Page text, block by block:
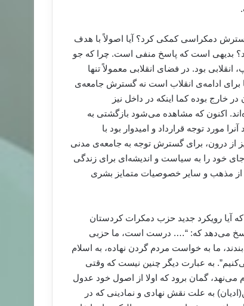
دمکراسی کمکی کرد؟ آیا اصولاً با هدف
بدیهی است که پاسخ منفی است. چرا که جو
بود. در فضای انقلابی معمولاً تنها
برای ادامه‌ی انقلاب است نه گسترش جامعه‌ی
خارج بوده کما اینکه در داخل نیز
اکنون که مشاهده می‌شود بازگشتی به
مورد توجه قرارداد و امیدوار بود با
از درون، برای گسترش توجه به جامعه‌ی مدنی
خود را به سیاست و اندیشه‌ای برای زندگی
از مذهب و سایر خصوصیات متمایز بشری
رویکرد جدید حزب دمکرات کردستان
می‌دهد که: “…. درست است، ما حزبی
ما به خواست مردم گردن نهاده، به اسلام
به عبارت دیگر چنین نیست که وقتی
می‌نهد، گمان برود که اولا از اصول خود عدول
به علت نقش نهادی و نمادینی که در